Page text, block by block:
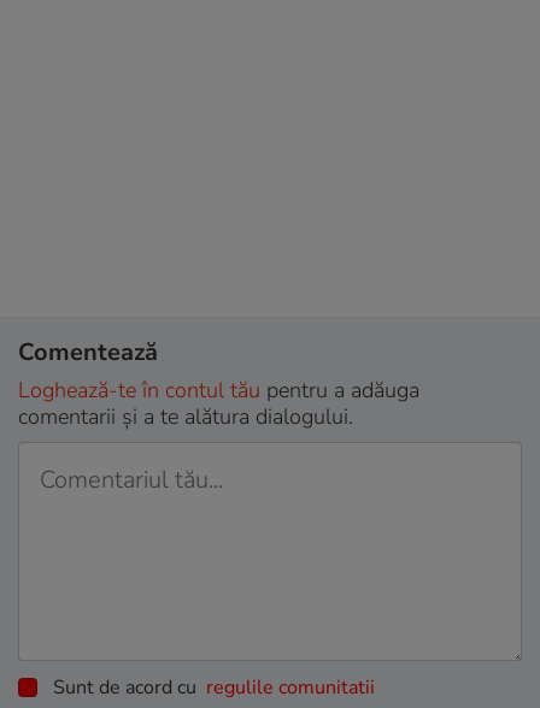
Comentează
Loghează-te în contul tău pentru a adăuga
comentarii și a te alătura dialogului.
Sunt de acord cu regulile comunitatii